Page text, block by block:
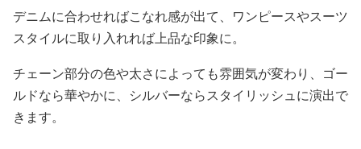
デニムに合わせればこなれ感が出て、ワンピースやスーツ
スタイルに取り入れれば上品な印象に。
チェーン部分の色や太さによっても雰囲気が変わり、ゴー
ルドなら華やかに、シルバーならスタイリッシュに演出で
きます。